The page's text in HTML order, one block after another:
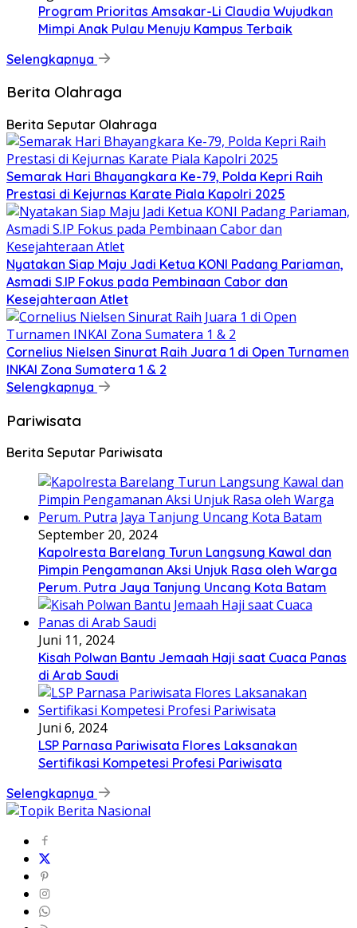
Program Prioritas Amsakar-Li Claudia Wujudkan
Mimpi Anak Pulau Menuju Kampus Terbaik
Selengkapnya
Berita Olahraga
Berita Seputar Olahraga
Semarak Hari Bhayangkara Ke-79, Polda Kepri Raih
Prestasi di Kejurnas Karate Piala Kapolri 2025
Nyatakan Siap Maju Jadi Ketua KONI Padang Pariaman,
Asmadi S.IP Fokus pada Pembinaan Cabor dan
Kesejahteraan Atlet
Cornelius Nielsen Sinurat Raih Juara 1 di Open Turnamen
INKAI Zona Sumatera 1 & 2
Selengkapnya
Pariwisata
Berita Seputar Pariwisata
September 20, 2024
Kapolresta Barelang Turun Langsung Kawal dan
Pimpin Pengamanan Aksi Unjuk Rasa oleh Warga
Perum. Putra Jaya Tanjung Uncang Kota Batam
Juni 11, 2024
Kisah Polwan Bantu Jemaah Haji saat Cuaca Panas
di Arab Saudi
Juni 6, 2024
LSP Parnasa Pariwisata Flores Laksanakan
Sertifikasi Kompetesi Profesi Pariwisata
Selengkapnya